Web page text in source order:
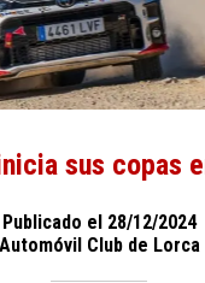
sus copas
Publicado el 28/12/2024
Automóvil Club de Lorca